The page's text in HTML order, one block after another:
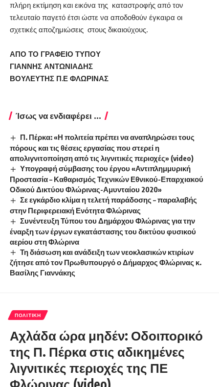
πλήρη εκτίμηση και εικόνα της καταστροφής από τον
τελευταίο παγετό έτσι ώστε να αποδοθούν έγκαιρα οι
σχετικές αποζημιώσεις στους δικαιούχους.
ΑΠΟ ΤΟ ΓΡΑΦΕΙΟ ΤΥΠΟΥ
ΓΙΑΝΝΗΣ ΑΝΤΩΝΙΑΔΗΣ
ΒΟΥΛΕΥΤΗΣ Π.Ε ΦΛΩΡΙΝΑΣ
Ίσως να ενδιαφέρει ...
Π. Πέρκα: «Η πολιτεία πρέπει να αναπληρώσει τους
πόρους και τις θέσεις εργασίας που στερεί η
απολιγνιτοποίηση από τις λιγνιτικές περιοχές» (video)
Υπογραφή σύμβασης του έργου «Αντιπλημμυρική
Προστασία – Καθαρισμός Τεχνικών Εθνικού-Επαρχιακού
Οδικού Δικτύου Φλώρινας-Αμυνταίου 2020»
Σε εγκάρδιο κλίμα η τελετή παράδοσης – παραλαβής
στην Περιφερειακή Ενότητα Φλώρινας
Συνέντευξη Τύπου του Δημάρχου Φλώρινας για την
έναρξη των έργων εγκατάστασης του δικτύου φυσικού
αερίου στη Φλώρινα
Τη διάσωση και ανάδειξη των νεοκλασικών κτιρίων
ζήτησε από τον Πρωθυπουργό ο Δήμαρχος Φλώρινας κ.
Βασίλης Γιαννάκης
ΠΟΛΙΤΙΚΉ
Αχλάδα ώρα μηδέν: Οδοιπορικό
της Π. Πέρκα στις αδικημένες
λιγνιτικές περιοχές της ΠΕ